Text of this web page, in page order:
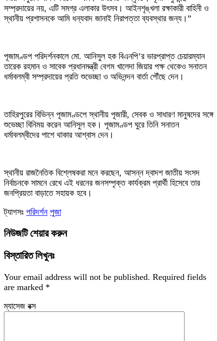
সম্প্রদায়ের নয়, এটি সমগ্র এলাকার উৎসব। আইনশৃঙ্খলা রক্ষাকারী বাহিনী ও
স্থানীয় প্রশাসনকে আমি ধন্যবাদ জানাই নিরাপত্তা ব্যবস্থার জন্য।”
‎পূজামণ্ডপ পরিদর্শনকালে মো. আনিসুল হক বিএনপি’র ভারপ্রাপ্ত চেয়ারম্যান
তারেক রহমান ও সাবেক প্রধানমন্ত্রী বেগম খালেদা জিয়ার পক্ষ থেকেও সনাতন
ধর্মাবলম্বী সম্প্রদায়ের প্রতি শুভেচ্ছা ও অভিনন্দন বার্তা পৌঁছে দেন।
‎তাহিরপুরের বিভিন্ন পূজামণ্ডপে স্থানীয় পূজারী, সেবক ও সাধারণ মানুষদের সঙ্গে
শুভেচ্ছা বিনিময় করেন আনিসুল হক। পূজামণ্ডপ ঘুরে তিনি সনাতন
ধর্মাবলম্বীদের পাশে থাকার আশ্বাস দেন।
‎স্থানীয় রাজনৈতিক বিশ্লেষকরা মনে করছেন, আসন্ন দ্বাদশ জাতীয় সংসদ
নির্বাচনকে সামনে রেখে এই ধরনের জনসম্পৃক্ত কার্যক্রম প্রার্থী হিসেবে তার
জনপ্রিয়তা বাড়াতে সহায়ক হবে।
ট্যাগসঃ পরিদর্শন পুজা
নিউজটি শেয়ার করুন
বিস্তারিত লিখুনঃ
Your email address will not be published. Required fields
are marked *
ম্যাসেজ বক্স